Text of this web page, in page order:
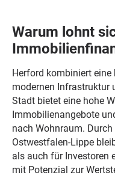
Warum lohnt
Herford kombiniert
modernen Infrastruktur
Stadt bietet eine hohe
Immobilienangebote
nach Wohnraum.
Ostwestfalen-Lippe
als auch für Investoren
mit Potenzial zur